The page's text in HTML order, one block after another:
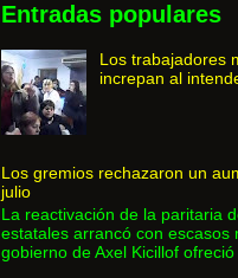
Entradas populares
Los trabajadores
increpan al
Los gremios rechazaron un
julio
La reactivación de la paritaria
estatales arrancó con escasos
gobierno de Axel Kicillof ofreció